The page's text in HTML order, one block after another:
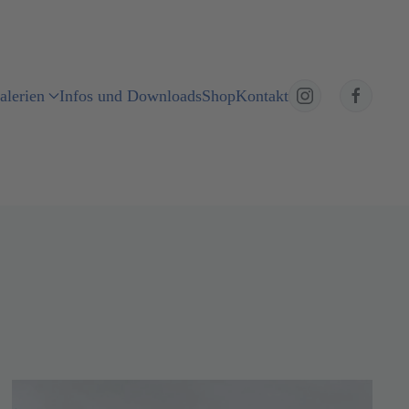
Infos und DownloadsShopKontakt